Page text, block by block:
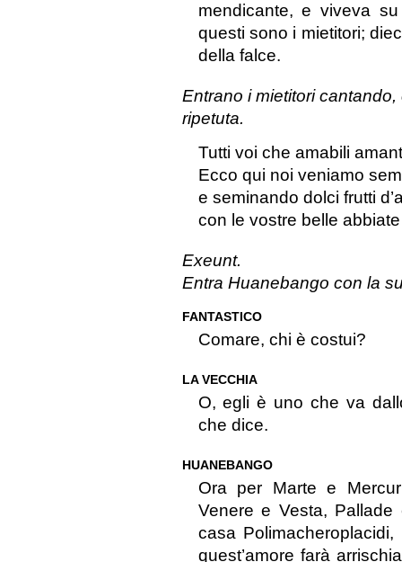
mendicante, e viveva
questi sono i mietitori;
della falce.
Entrano i mietitori
ripetuta.
Tutti voi che amabili
Ecco qui noi veniamo
e seminando dolci frutti
con le vostre belle
Exeunt.
Entra Huanebango con la
FANTASTICO
Comare, chi è costui?
LA VECCHIA
O, egli è uno che va
che dice.
HUANEBANGO
Ora per Marte e
Venere e Vesta,
casa
quest’amore farà